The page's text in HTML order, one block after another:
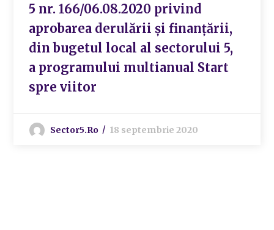
5 nr. 166/06.08.2020 privind
aprobarea derulării și finanțării,
din bugetul local al sectorului 5,
a programului multianual Start
spre viitor
Sector5.ro 18 septembrie 2020